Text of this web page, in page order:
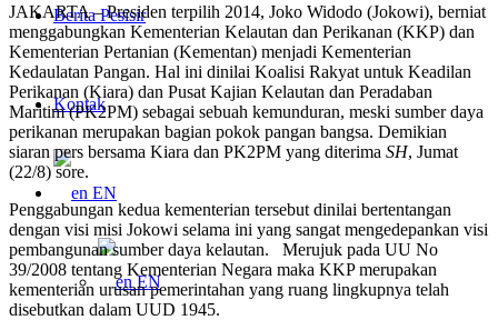
Berita Pesisir
Kontak
EN
EN
JAKARTA – Presiden terpilih 2014, Joko Widodo (Jokowi), berniat
menggabungkan Kementerian Kelautan dan Perikanan (KKP) dan
Kementerian Pertanian (Kementan) menjadi Kementerian
Kedaulatan Pangan. Hal ini dinilai Koalisi Rakyat untuk Keadilan
Perikanan (Kiara) dan Pusat Kajian Kelautan dan Peradaban
Maritim (PK2PM) sebagai sebuah kemunduran, meski sumber daya
perikanan merupakan bagian pokok pangan bangsa. Demikian
siaran pers bersama Kiara dan PK2PM yang diterima SH, Jumat
(22/8) sore.
Penggabungan kedua kementerian tersebut dinilai bertentangan
dengan visi misi Jokowi selama ini yang sangat mengedepankan visi
pembangunan sumber daya kelautan. Merujuk pada UU No
39/2008 tentang Kementerian Negara maka KKP merupakan
kementerian urusan pemerintahan yang ruang lingkupnya telah
disebutkan dalam UUD 1945.